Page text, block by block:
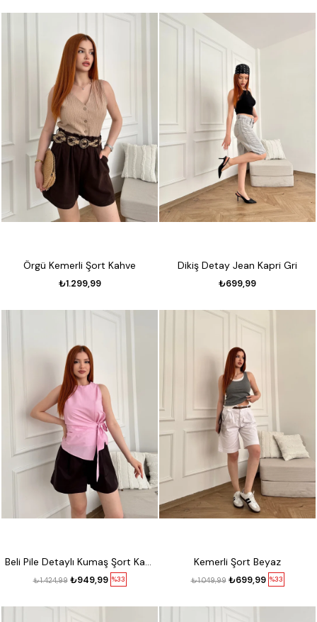
Örgü Kemerli Şort Kahve
₺1.299,99
Dikiş Detay Jean Kapri Gri
₺699,99
Beli Pile Detaylı Kumaş Şort Kahve
%33
₺949,99
₺1.424,99
Kemerli Şort Beyaz
%33
₺699,99
₺1.049,99